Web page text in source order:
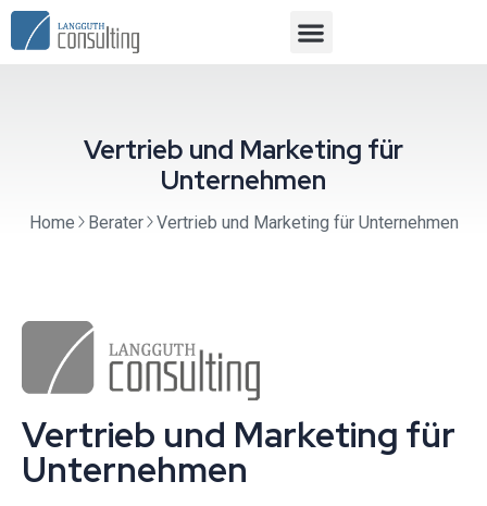
Vertrieb und Marketing für
Unternehmen
Home Berater Vertrieb und Marketing für Unternehmen
Vertrieb und Marketing für
Unternehmen